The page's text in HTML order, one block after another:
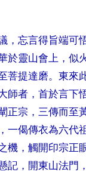
，忘言得旨端可
於靈山會上 ，似
菩提達磨。東來
師者 ，首於言下
正宗 ， 三傳而至
，一偈傳衣為六代
機 ，觸開印宗正
記 ， 開東山法門